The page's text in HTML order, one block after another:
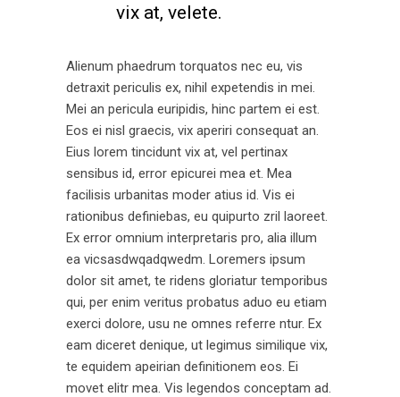
vix at, velete.
Alienum phaedrum torquatos nec eu, vis
detraxit periculis ex, nihil expetendis in mei.
Mei an pericula euripidis, hinc partem ei est.
Eos ei nisl graecis, vix aperiri consequat an.
Eius lorem tincidunt vix at, vel pertinax
sensibus id, error epicurei mea et. Mea
facilisis urbanitas moder atius id. Vis ei
rationibus definiebas, eu quipurto zril laoreet.
Ex error omnium interpretaris pro, alia illum
ea vicsasdwqadqwedm. Loremers ipsum
dolor sit amet, te ridens gloriatur temporibus
qui, per enim veritus probatus aduo eu etiam
exerci dolore, usu ne omnes referre ntur. Ex
eam diceret denique, ut legimus similique vix,
te equidem apeirian definitionem eos. Ei
movet elitr mea. Vis legendos conceptam ad.